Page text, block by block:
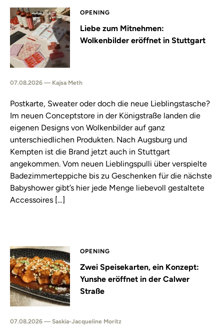
OPENING
Liebe zum Mitnehmen:
Wolkenbilder eröffnet in Stuttgart
07.08.2026 — Kajsa Meth
Postkarte, Sweater oder doch die neue Lieblingstasche?
Im neuen Conceptstore in der Königstraße landen die
eigenen Designs von Wolkenbilder auf ganz
unterschiedlichen Produkten. Nach Augsburg und
Kempten ist die Brand jetzt auch in Stuttgart
angekommen. Vom neuen Lieblingspulli über verspielte
Badezimmerteppiche bis zu Geschenken für die nächste
Babyshower gibt’s hier jede Menge liebevoll gestaltete
Accessoires […]
OPENING
Zwei Speisekarten, ein Konzept:
Yunshe eröffnet in der Calwer
Straße
07.08.2026 — Saskia-Jacqueline Moritz